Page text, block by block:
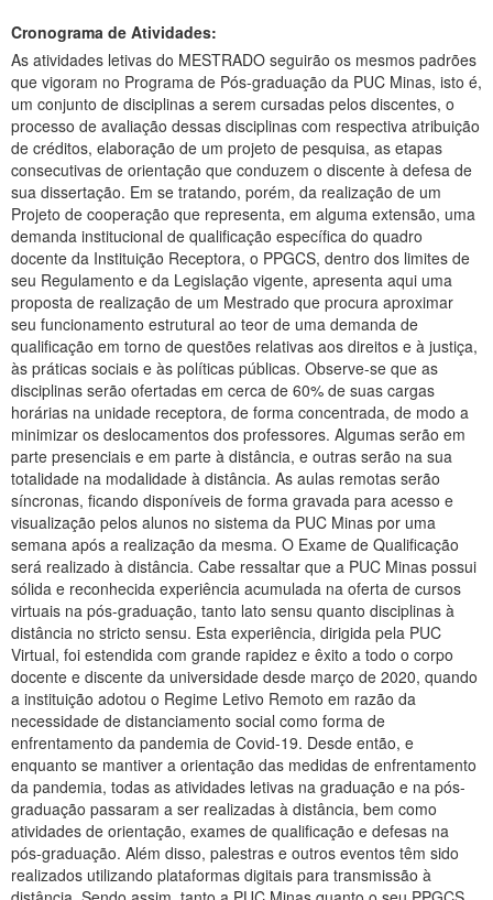
Cronograma de Atividades:
As atividades letivas do MESTRADO seguirão os mesmos padrões
que vigoram no Programa de Pós-graduação da PUC Minas, isto é,
um conjunto de disciplinas a serem cursadas pelos discentes, o
processo de avaliação dessas disciplinas com respectiva atribuição
de créditos, elaboração de um projeto de pesquisa, as etapas
consecutivas de orientação que conduzem o discente à defesa de
sua dissertação. Em se tratando, porém, da realização de um
Projeto de cooperação que representa, em alguma extensão, uma
demanda institucional de qualificação específica do quadro
docente da Instituição Receptora, o PPGCS, dentro dos limites de
seu Regulamento e da Legislação vigente, apresenta aqui uma
proposta de realização de um Mestrado que procura aproximar
seu funcionamento estrutural ao teor de uma demanda de
qualificação em torno de questões relativas aos direitos e à justiça,
às práticas sociais e às políticas públicas. Observe-se que as
disciplinas serão ofertadas em cerca de 60% de suas cargas
horárias na unidade receptora, de forma concentrada, de modo a
minimizar os deslocamentos dos professores. Algumas serão em
parte presenciais e em parte à distância, e outras serão na sua
totalidade na modalidade à distância. As aulas remotas serão
síncronas, ficando disponíveis de forma gravada para acesso e
visualização pelos alunos no sistema da PUC Minas por uma
semana após a realização da mesma. O Exame de Qualificação
será realizado à distância. Cabe ressaltar que a PUC Minas possui
sólida e reconhecida experiência acumulada na oferta de cursos
virtuais na pós-graduação, tanto lato sensu quanto disciplinas à
distância no stricto sensu. Esta experiência, dirigida pela PUC
Virtual, foi estendida com grande rapidez e êxito a todo o corpo
docente e discente da universidade desde março de 2020, quando
a instituição adotou o Regime Letivo Remoto em razão da
necessidade de distanciamento social como forma de
enfrentamento da pandemia de Covid-19. Desde então, e
enquanto se mantiver a orientação das medidas de enfrentamento
da pandemia, todas as atividades letivas na graduação e na pós-
graduação passaram a ser realizadas à distância, bem como
atividades de orientação, exames de qualificação e defesas na
pós-graduação. Além disso, palestras e outros eventos têm sido
realizados utilizando plataformas digitais para transmissão à